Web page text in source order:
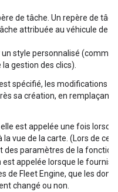
de tâche. Un repère de
attribuée au véhicule de
style personnalisé (comme
gestion des clics).
spécifié, les modifications
sa création, en remplaçant
est appelée une fois
vue de la carte. (Lors de cet
des paramètres de la
est appelée lorsque le
de Fleet Engine, que les
changé ou non.